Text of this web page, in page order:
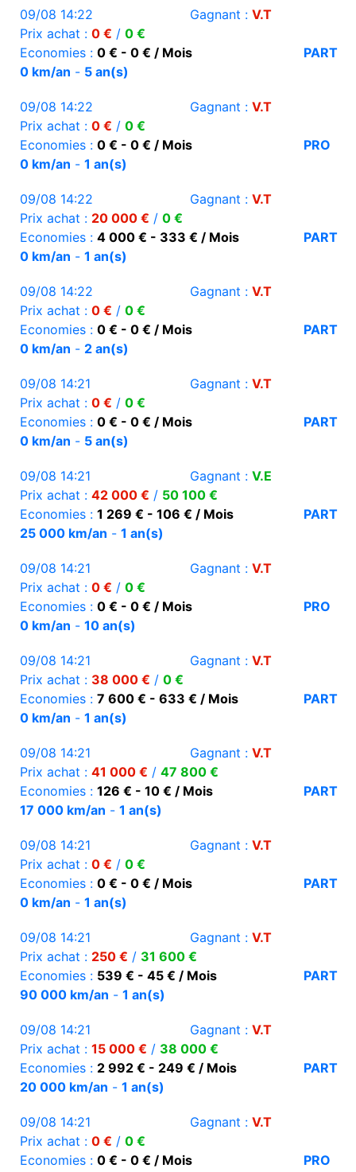
09/08 14:22 Gagnant : V.T
Prix achat : 0 € / 0 €
Economies : 0 € - 0 € / Mois
PART
0 km/an - 5 an(s)
09/08 14:22 Gagnant : V.T
Prix achat : 0 € / 0 €
Economies : 0 € - 0 € / Mois
PRO
0 km/an - 1 an(s)
09/08 14:22 Gagnant : V.T
Prix achat : 20 000 € / 0 €
Economies : 4 000 € - 333 € / Mois
PART
0 km/an - 1 an(s)
09/08 14:22 Gagnant : V.T
Prix achat : 0 € / 0 €
Economies : 0 € - 0 € / Mois
PART
0 km/an - 2 an(s)
09/08 14:21 Gagnant : V.T
Prix achat : 0 € / 0 €
Economies : 0 € - 0 € / Mois
PART
0 km/an - 5 an(s)
09/08 14:21 Gagnant : V.E
Prix achat : 42 000 € / 50 100 €
Economies : 1 269 € - 106 € / Mois
PART
25 000 km/an - 1 an(s)
09/08 14:21 Gagnant : V.T
Prix achat : 0 € / 0 €
Economies : 0 € - 0 € / Mois
PRO
0 km/an - 10 an(s)
09/08 14:21 Gagnant : V.T
Prix achat : 38 000 € / 0 €
Economies : 7 600 € - 633 € / Mois
PART
0 km/an - 1 an(s)
09/08 14:21 Gagnant : V.T
Prix achat : 41 000 € / 47 800 €
Economies : 126 € - 10 € / Mois
PART
17 000 km/an - 1 an(s)
09/08 14:21 Gagnant : V.T
Prix achat : 0 € / 0 €
Economies : 0 € - 0 € / Mois
PART
0 km/an - 1 an(s)
09/08 14:21 Gagnant : V.T
Prix achat : 250 € / 31 600 €
Economies : 539 € - 45 € / Mois
PART
90 000 km/an - 1 an(s)
09/08 14:21 Gagnant : V.T
Prix achat : 15 000 € / 38 000 €
Economies : 2 992 € - 249 € / Mois
PART
20 000 km/an - 1 an(s)
09/08 14:21 Gagnant : V.T
Prix achat : 0 € / 0 €
Economies : 0 € - 0 € / Mois
PRO